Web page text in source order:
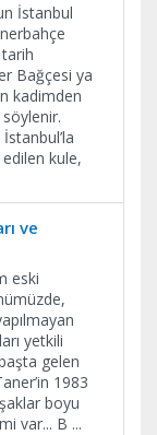
İstanbul
Bağçesi ya
kadimden
kule,
ve
eski
yetkili
gelen
1983
boyu
var... B ...